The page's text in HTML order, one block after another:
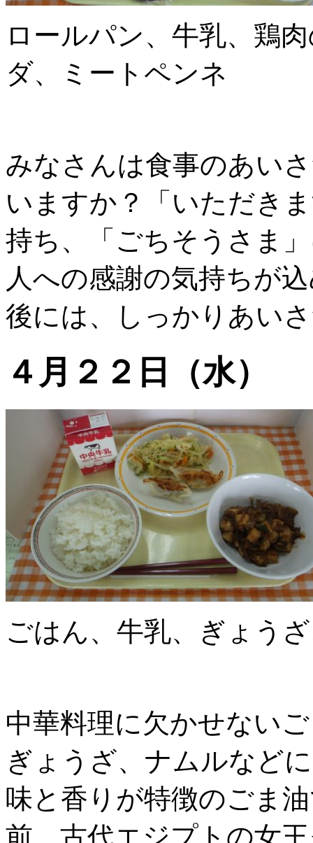
ロールパン、牛乳、鶏
ダ、ミートペンネ
みなさんは食事のあい
いますか？「いただき
持ち、「ごちそうさま
人への感謝の気持ちが
後には、しっかりあい
４月２２日（水）
ごはん、牛乳、ぎょう
中華料理に欠かせない
ぎょうざ、ナムルなど
味と香りが特徴のごま
前、古代エジプトの女